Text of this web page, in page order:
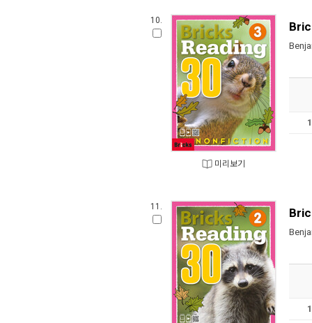
10.
미리보기
11.